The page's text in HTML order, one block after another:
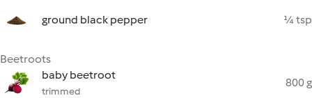
ground black pepper ¼ tsp
Beetroots
baby beetroot
trimmed
800 g